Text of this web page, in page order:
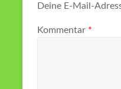
Deine E-Mail-
Kommentar *